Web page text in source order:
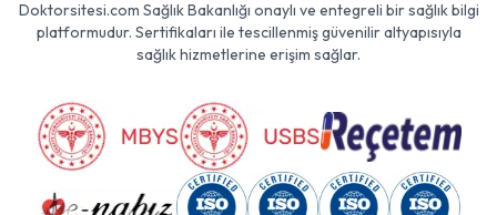
Doktorsitesi.com Sağlık Bakanlığı onaylı ve entegreli bir sağlık bilgi
platformudur. Sertifikaları ile tescillenmiş güvenilir altyapısıyla
sağlık hizmetlerine erişim sağlar.